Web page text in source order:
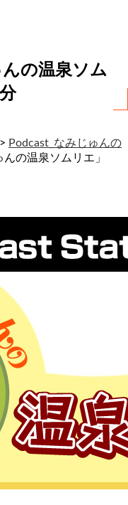
の温泉ソム
> Podcast_なみじゅんの
の温泉ソムリエ」